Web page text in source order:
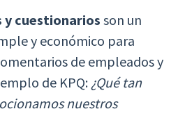
y cuestionarios son un
y económico para
de empleados y
de KPQ: ¿Qué tan
nuestros